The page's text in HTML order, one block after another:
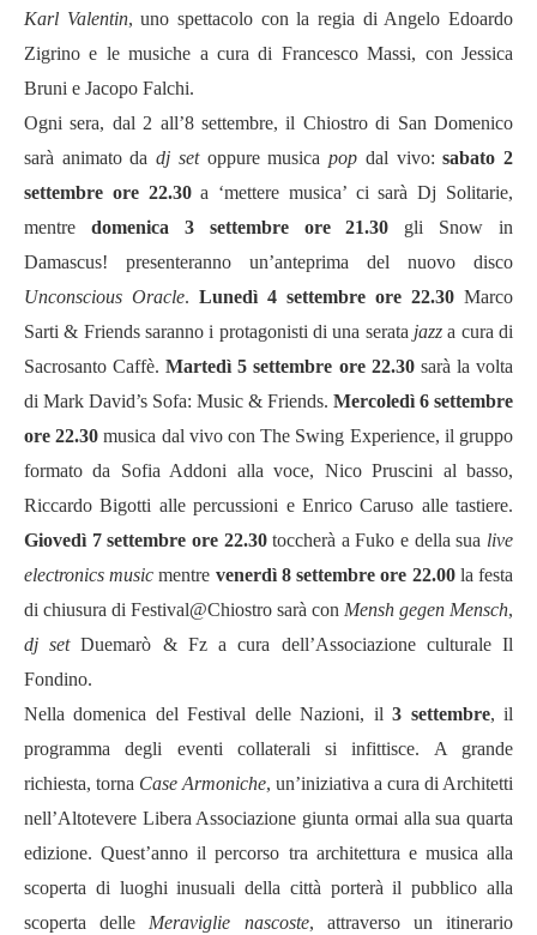
Karl Valentin, uno spettacolo con la regia di Angelo Edoardo
Zigrino e le musiche a cura di Francesco Massi, con Jessica
Bruni e Jacopo Falchi.
Ogni sera, dal 2 all’8 settembre, il Chiostro di San Domenico
sarà animato dadj setoppure musicapop dal vivo:sabato 2
settembre ore 22.30a ‘mettere musica’ ci sarà Dj Solitarie,
mentre domenica 3 settembre ore 21.30 gli Snow in
Damascus! presenteranno un’anteprima del nuovo disco
Unconscious Oracle. Lunedì 4 settembre ore 22.30 Marco
Sarti & Friends saranno i protagonisti di una serata jazz a cura di
Sacrosanto Caffè.Martedì 5 settembre ore 22.30sarà la volta
di Mark David’s Sofa: Music & Friends. Mercoledì 6 settembre
ore 22.30 musica dal vivo con The Swing Experience, il gruppo
formato da Sofia Addoni alla voce, Nico Pruscini al basso,
Riccardo Bigotti alle percussioni e Enrico Caruso alle tastiere.
Giovedì 7 settembre ore 22.30toccherà a Fuko e della sua live
electronics music mentre venerdì 8 settembre ore 22.00 la festa
di chiusura di Festival@Chiostro sarà con Mensh gegen Mensch,
dj setDuemarò & Fz a cura dell’Associazione culturale Il
Fondino.
Nella domenica del Festival delle Nazioni, il3 settembre, il
programma degli eventi collaterali si infittisce. A grande
richiesta, torna Case Armoniche, un’iniziativa a cura di Architetti
nell’Altotevere Libera Associazione giunta ormai alla sua quarta
edizione. Quest’anno il percorso tra architettura e musica alla
scoperta di luoghi inusuali della città porterà il pubblico alla
scoperta delle Meraviglie nascoste, attraverso un itinerario